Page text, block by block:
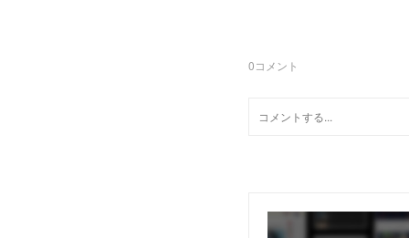
0コメント